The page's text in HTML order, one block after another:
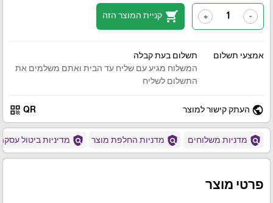
-
+
shopping_cart קניית המוצר הזה
אמצעי תשלום
תשלום בעת קבלה
המשלוח מגיע עם שליח עד הבית ואתם משלמים את
התשלום לשליח
public העתק קישור למוצר QR
qr_code
policy מדניות משלוחים policy מדניות החלפת מוצר policy מדיניות ביטול
פרטי מוצר